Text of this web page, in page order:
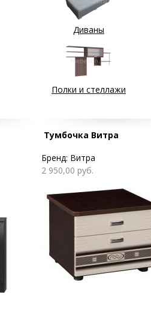
Диваны
Полки и стеллажи
Тумбочка Витра
Бренд: Витра
2 950,00 руб.